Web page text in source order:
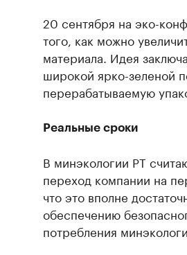
20 сентября на эко-
того, как можно
материала. Идея
широкой ярко-зеленой
перерабатываемую
Реальные сроки
В минэкологии РТ
переход компании на
что это вполне
обеспечению
потребления